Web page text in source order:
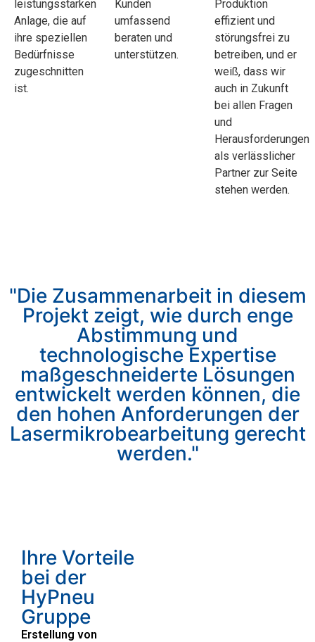
leistungsstarken
Anlage, die auf
ihre speziellen
Bedürfnisse
zugeschnitten
ist.
Kunden
umfassend
beraten und
unterstützen.
Produktion
effizient und
störungsfrei zu
betreiben, und er
weiß, dass wir
auch in Zukunft
bei allen Fragen
und
Herausforderungen
als verlässlicher
Partner zur Seite
stehen werden.
"Die Zusammenarbeit in diesem
Projekt zeigt, wie durch enge
Abstimmung und
technologische Expertise
maßgeschneiderte Lösungen
entwickelt werden können, die
den hohen Anforderungen der
Lasermikrobearbeitung gerecht
werden."
Ihre Vorteile
bei der
HyPneu
Gruppe
Erstellung von